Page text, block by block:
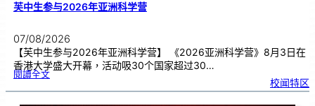
芙中生参与2026年亚洲科学营
07/08/2026
【芙中生参与2026年亚洲科学营】 《2026亚洲科学营》8月3日在
香港大学盛大开幕，活动吸30个国家超过30…
閱讀全文:芙
参
2
校闻特区